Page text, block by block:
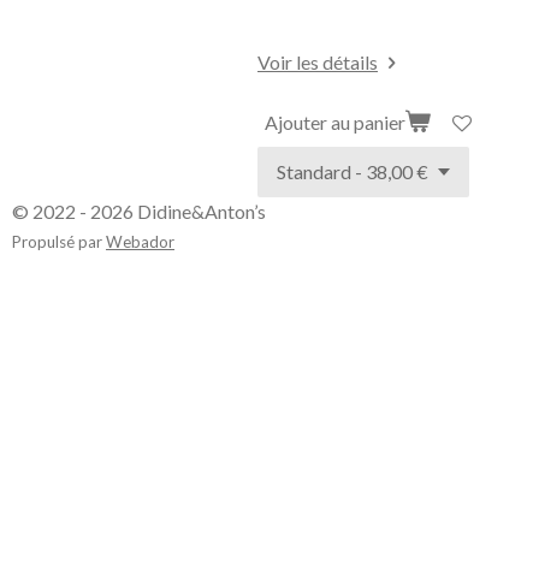
Voir les détails
Ajouter au panier
© 2022 - 2026 Didine&Anton’s
Propulsé parWebador